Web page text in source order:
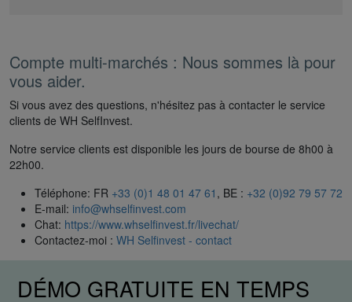
Compte multi-marchés : Nous sommes là pour
vous aider.
Si vous avez des questions, n'hésitez pas à contacter le service
clients de WH SelfInvest.
Notre service clients est disponible les jours de bourse de 8h00 à
22h00.
Téléphone: FR +33 (0)1 48 01 47 61 , BE : +32 (0)92 79 57 72
E-mail: info@whselfinvest.com
Chat: https://www.whselfinvest.fr/livechat/
Contactez-moi : WH Selfinvest - contact
DÉMO GRATUITE EN TEMPS